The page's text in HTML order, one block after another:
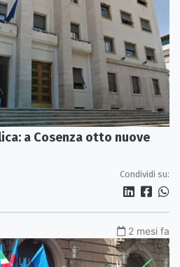
a Cosenza otto nuove
Condividi su:
2 mesi fa